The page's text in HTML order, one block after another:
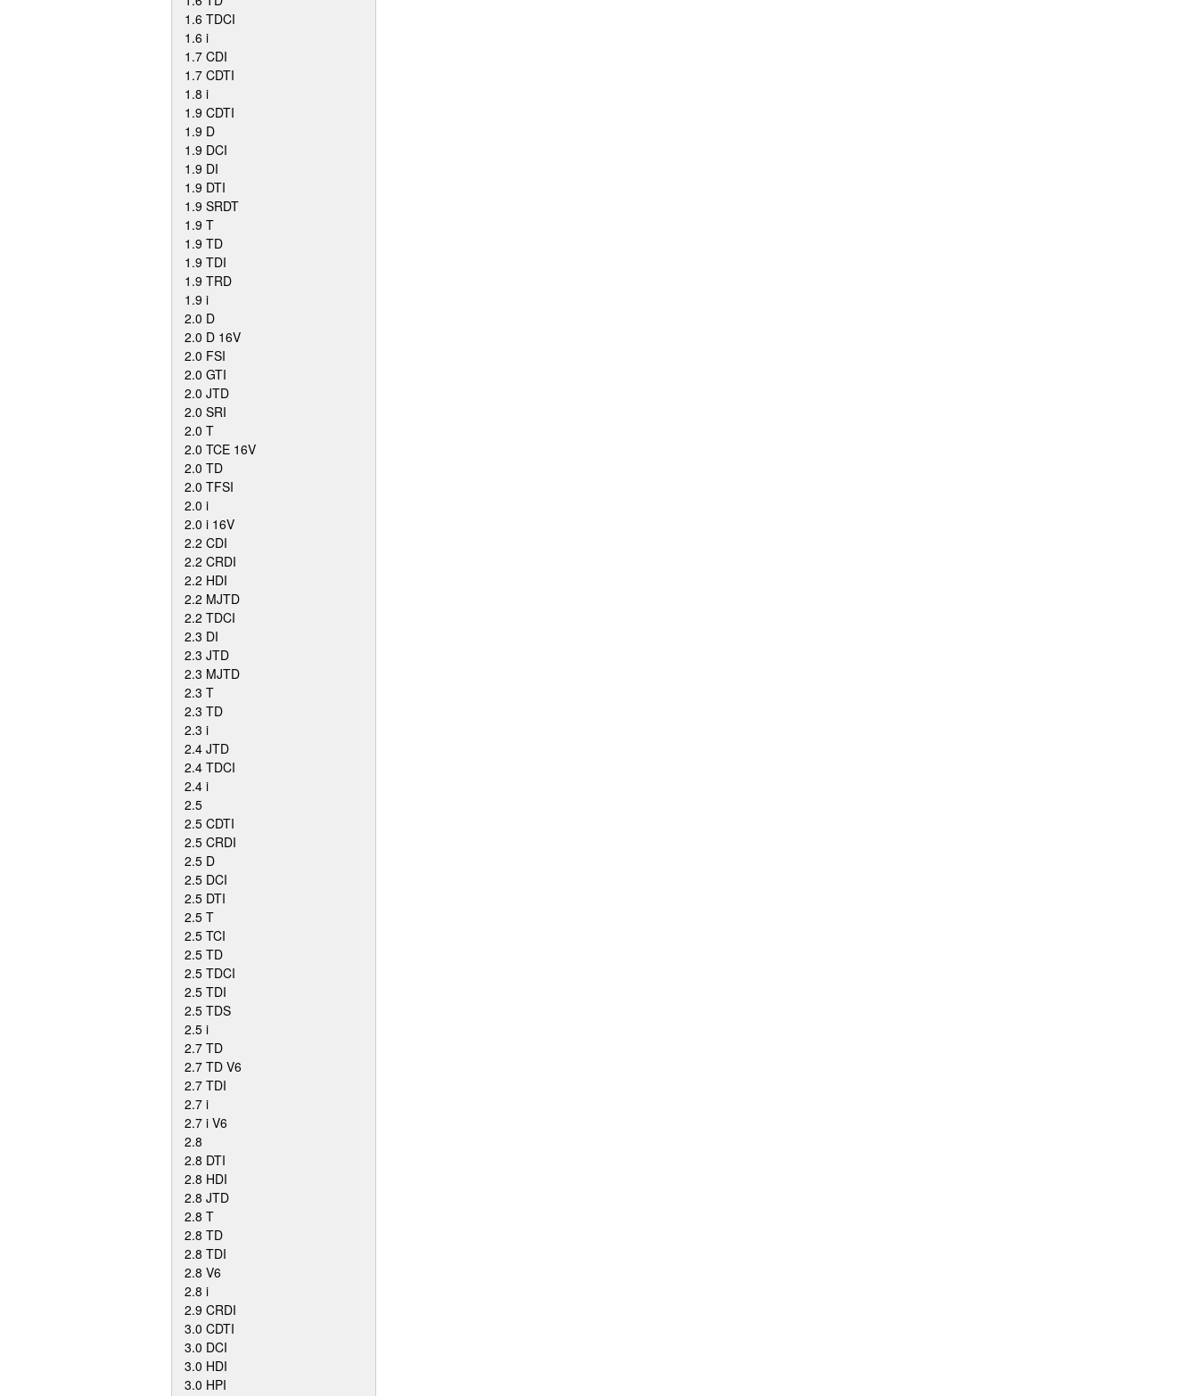
1.6 TDCI
1.6 i
1.7 CDI
1.7 CDTI
1.8 i
1.9 CDTI
1.9 D
1.9 DCI
1.9 DI
1.9 DTI
1.9 SRDT
1.9 T
1.9 TD
1.9 TDI
1.9 TRD
1.9 i
2.0 D
2.0 D 16V
2.0 FSI
2.0 GTI
2.0 JTD
2.0 SRI
2.0 T
2.0 TCE 16V
2.0 TD
2.0 TFSI
2.0 i
2.0 i 16V
2.2 CDI
2.2 CRDI
2.2 HDI
2.2 MJTD
2.2 TDCI
2.3 DI
2.3 JTD
2.3 MJTD
2.3 T
2.3 TD
2.3 i
2.4 JTD
2.4 TDCI
2.4 i
2.5
2.5 CDTI
2.5 CRDI
2.5 D
2.5 DCI
2.5 DTI
2.5 T
2.5 TCI
2.5 TD
2.5 TDCI
2.5 TDI
2.5 TDS
2.5 i
2.7 TD
2.7 TD V6
2.7 TDI
2.7 i
2.7 i V6
2.8
2.8 DTI
2.8 HDI
2.8 JTD
2.8 T
2.8 TD
2.8 TDI
2.8 V6
2.8 i
2.9 CRDI
3.0 CDTI
3.0 DCI
3.0 HDI
3.0 HPI